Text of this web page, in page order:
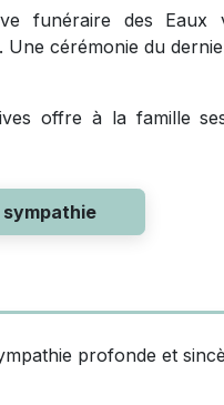
funéraire des Eaux
cérémonie du
offre à la famille
sympathie
profonde et